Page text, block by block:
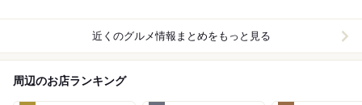
近くのグルメ情報まとめをもっと見る
周辺のお店ランキング